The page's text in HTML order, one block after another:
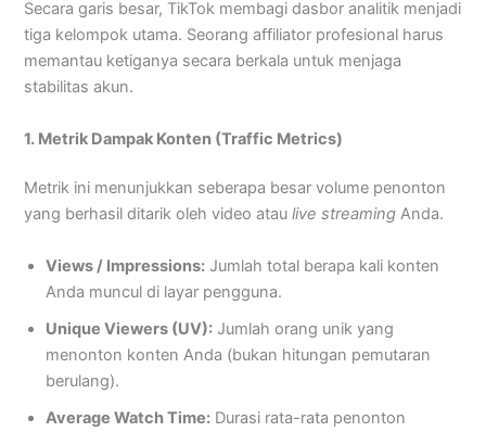
Secara garis besar, TikTok membagi dasbor analitik menjadi
tiga kelompok utama. Seorang affiliator profesional harus
memantau ketiganya secara berkala untuk menjaga
stabilitas akun.
1. Metrik Dampak Konten (Traffic Metrics)
Metrik ini menunjukkan seberapa besar volume penonton
yang berhasil ditarik oleh video ataulive streaming Anda.
Views / Impressions: Jumlah total berapa kali konten
Anda muncul di layar pengguna.
Unique Viewers (UV): Jumlah orang unik yang
menonton konten Anda (bukan hitungan pemutaran
berulang).
Average Watch Time: Durasi rata-rata penonton